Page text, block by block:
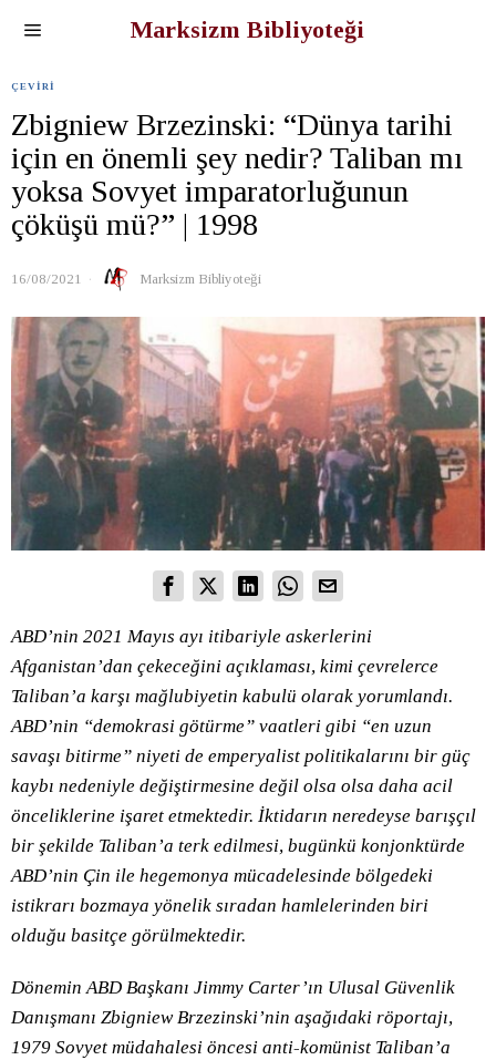
Marksizm Bibliyoteği
ÇEVIRI
Zbigniew Brzezinski: “Dünya tarihi
için en önemli şey nedir? Taliban mı
yoksa Sovyet imparatorluğunun
çöküşü mü?” | 1998
16/08/2021 Marksizm Bibliyoteği
ABD’nin 2021 Mayıs ayı itibariyle askerlerini
Afganistan’dan çekeceğini açıklaması, kimi çevrelerce
Taliban’a karşı mağlubiyetin kabulü olarak yorumlandı.
ABD’nin “demokrasi götürme” vaatleri gibi “en uzun
savaşı bitirme” niyeti de emperyalist politikalarını bir güç
kaybı nedeniyle değiştirmesine değil olsa olsa daha acil
önceliklerine işaret etmektedir. İktidarın neredeyse barışçıl
bir şekilde Taliban’a terk edilmesi, bugünkü konjonktürde
ABD’nin Çin ile hegemonya mücadelesinde bölgedeki
istikrarı bozmaya yönelik sıradan hamlelerinden biri
olduğu basitçe görülmektedir.
Dönemin ABD Başkanı Jimmy Carter’ın Ulusal Güvenlik
Danışmanı Zbigniew Brzezinski’nin aşağıdaki röportajı,
1979 Sovyet müdahalesi öncesi anti-komünist Taliban’a